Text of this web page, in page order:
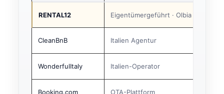
RENTAL12 Eigentümergeführt · Olbia
CleanBnB Italien Agentur
WonderfulItaly Italien-Operator
Booking.com OTA-Plattform